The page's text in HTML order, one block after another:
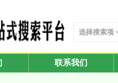
选择搜索项
联系我们